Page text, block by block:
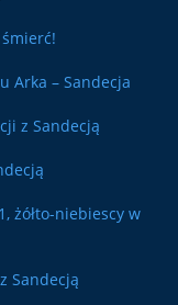
Arka – Sandecja
z Sandecją
żółto-niebiescy w
Sandecją